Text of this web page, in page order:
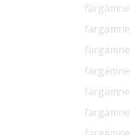
färgämne
färgämne
färgämne
färgämne
färgämne
färgämne